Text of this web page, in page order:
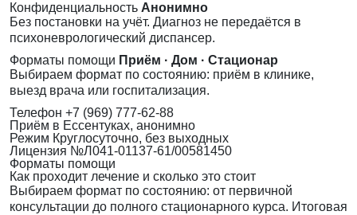
Конфиденциальность Анонимно
Без постановки на учёт. Диагноз не передаётся в
психоневрологический диспансер.
Форматы помощи Приём · Дом · Стационар
Выбираем формат по состоянию: приём в клинике,
выезд врача или госпитализация.
Телефон +7 (969) 777-62-88
Приём в Ессентуках, анонимно
Режим Круглосуточно, без выходных
Лицензия №Л041-01137-61/00581450
Форматы помощи
Как проходит лечение и сколько это стоит
Выбираем формат по состоянию: от первичной
консультации до полного стационарного курса. Итоговая